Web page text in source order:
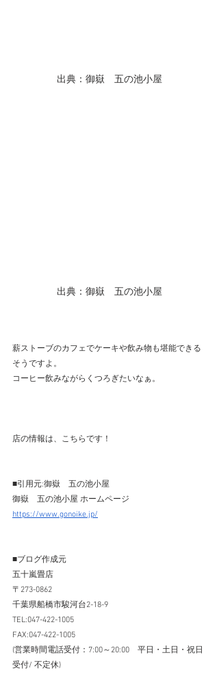
出典：御嶽　五の池小屋
出典：御嶽　五の池小屋
薪ストーブのカフェでケーキや飲み物も堪能できる
そうですよ。
コーヒー飲みながらくつろぎたいなぁ。
店の情報は、こちらです！
■引用元:御嶽　五の池小屋
御嶽　五の池小屋 ホームページ
https://www.gonoike.jp/
■ブログ作成元
五十嵐畳店
〒273-0862
千葉県船橋市駿河台2-18-9
TEL:047-422-1005
FAX:047-422-1005
(営業時間電話受付：7:00～20:00　平日・土日・祝日
受付/ 不定休)